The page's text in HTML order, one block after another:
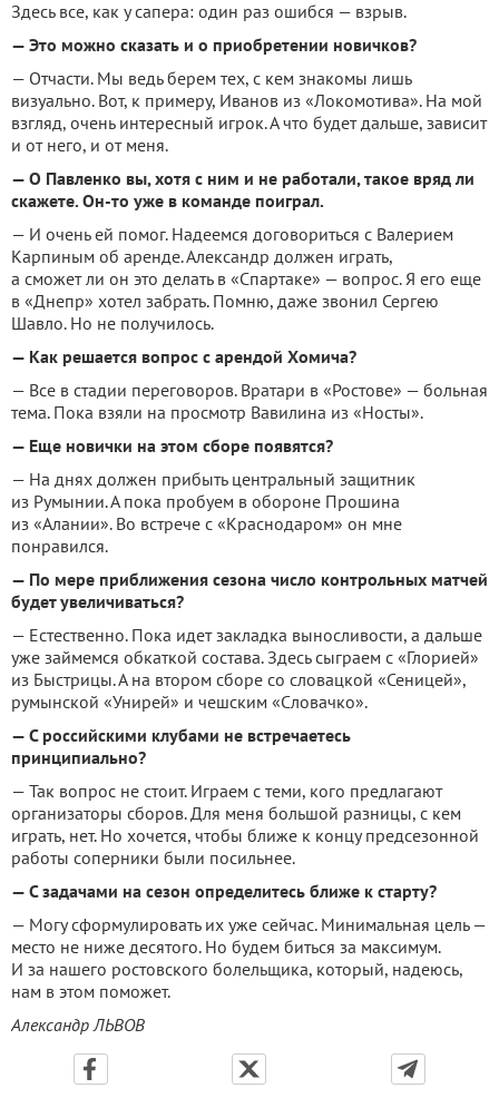
Здесь все, как у сапера: один раз ошибся — взрыв.
— Это можно сказать и о приобретении новичков?
— Отчасти. Мы ведь берем тех, с кем знакомы лишь
визуально. Вот, к примеру, Иванов из «Локомотива». На мой
взгляд, очень интересный игрок. А что будет дальше, зависит
и от него, и от меня.
— О Павленко вы, хотя с ним и не работали, такое вряд ли
скажете. Он-то уже в команде поиграл.
— И очень ей помог. Надеемся договориться с Валерием
Карпиным об аренде. Александр должен играть,
а сможет ли он это делать в «Спартаке» — вопрос. Я его еще
в «Днепр» хотел забрать. Помню, даже звонил Сергею
Шавло. Но не получилось.
— Как решается вопрос с арендой Хомича?
— Все в стадии переговоров. Вратари в «Ростове» — больная
тема. Пока взяли на просмотр Вавилина из «Носты».
— Еще новички на этом сборе появятся?
— На днях должен прибыть центральный защитник
из Румынии. А пока пробуем в обороне Прошина
из «Алании». Во встрече с «Краснодаром» он мне
понравился.
— По мере приближения сезона число контрольных матчей
будет увеличиваться?
— Естественно. Пока идет закладка выносливости, а дальше
уже займемся обкаткой состава. Здесь сыграем с «Глорией»
из Быстрицы. А на втором сборе со словацкой «Сеницей»,
румынской «Унирей» и чешским «Словачко».
— С российскими клубами не встречаетесь
принципиально?
— Так вопрос не стоит. Играем с теми, кого предлагают
организаторы сборов. Для меня большой разницы, с кем
играть, нет. Но хочется, чтобы ближе к концу предсезонной
работы соперники были посильнее.
— С задачами на сезон определитесь ближе к старту?
— Могу сформулировать их уже сейчас. Минимальная цель —
место не ниже десятого. Но будем биться за максимум.
И за нашего ростовского болельщика, который, надеюсь,
нам в этом поможет.
Александр ЛЬВОВ